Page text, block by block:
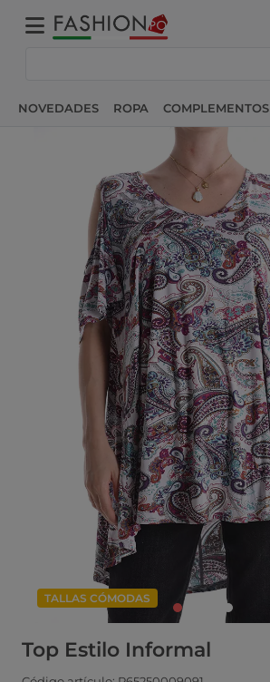
NOVEDADES ROPA COMPLEMENTOS
TALLAS CÓMODAS
Top Estilo Informal